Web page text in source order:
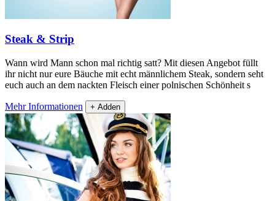
Steak & Strip
Wann wird Mann schon mal richtig satt? Mit diesen Angebot füllt
ihr nicht nur eure Bäuche mit echt männlichem Steak, sondern seht
euch auch an dem nackten Fleisch einer polnischen Schönheit s
Mehr Informationen + Adden